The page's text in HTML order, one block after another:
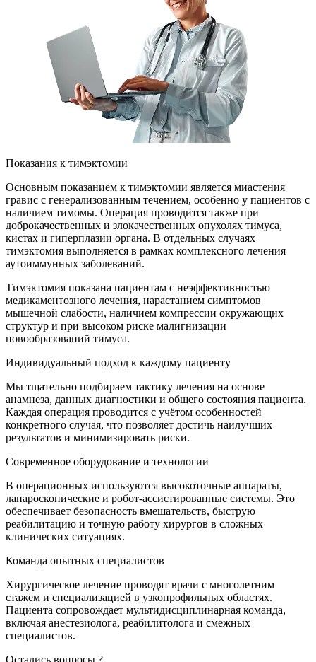
Показания к тимэктомии
Основным показанием к тимэктомии является миастения
гравис с генерализованным течением, особенно у пациентов с
наличием тимомы. Операция проводится также при
доброкачественных и злокачественных опухолях тимуса,
кистах и гиперплазии органа. В отдельных случаях
тимэктомия выполняется в рамках комплексного лечения
аутоиммунных заболеваний.
Тимэктомия показана пациентам с неэффективностью
медикаментозного лечения, нарастанием симптомов
мышечной слабости, наличием компрессии окружающих
структур и при высоком риске малигнизации
новообразований тимуса.
Индивидуальный подход к каждому пациенту
Мы тщательно подбираем тактику лечения на основе
анамнеза, данных диагностики и общего состояния пациента.
Каждая операция проводится с учётом особенностей
конкретного случая, что позволяет достичь наилучших
результатов и минимизировать риски.
Современное оборудование и технологии
В операционных используются высокоточные аппараты,
лапароскопические и робот-ассистированные системы. Это
обеспечивает безопасность вмешательств, быструю
реабилитацию и точную работу хирургов в сложных
клинических ситуациях.
Команда опытных специалистов
Хирургическое лечение проводят врачи с многолетним
стажем и специализацией в узкопрофильных областях.
Пациента сопровождает мультидисциплинарная команда,
включая анестезиолога, реабилитолога и смежных
специалистов.